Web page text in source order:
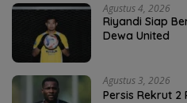
Agustus 4, 2026
Riyandi Siap
Dewa United
Agustus 3, 2026
Persis Rekrut 2